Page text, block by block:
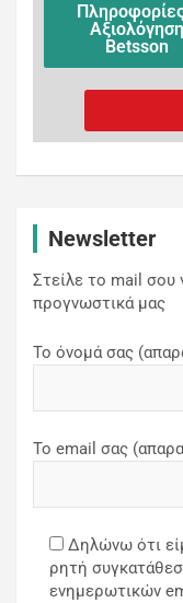
Αξιολόγηση
Betsson
Newsletter
Στείλε το mail σου
προγνωστικά μας
Το όνομά σας
Το email σας
Δηλώνω ότι
ρητή
ενημερωτικών